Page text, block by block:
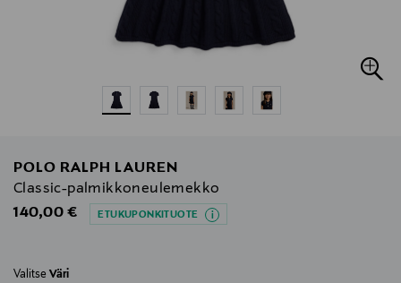
POLO RALPH LAUREN
Classic-palmikkoneulemekko
Original Price
140,00 € ETUKUPONKITUOTE
Valitse Väri